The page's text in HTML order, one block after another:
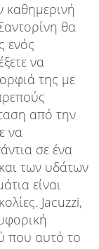
καθημερινή
θα
ενός
να
της με
από την
να
σε ένα
των υδάτων
είναι
Jacuzzi,
που αυτό το